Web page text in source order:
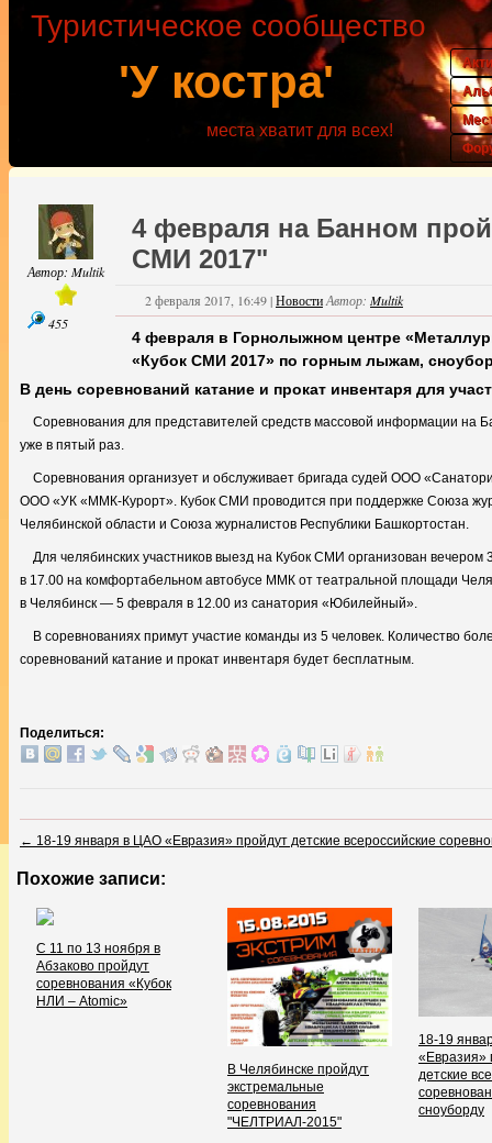
'У костра'
Туристическое сообщество
места хватит для всех!
Автор: Multik
455
4 февраля на Банном
СМИ 2017"
2 февраля 2017, 16:49|НовостиАвтор: Multik
4 февраля в Горнолыжном центре
«Кубок СМИ 2017» по горным лыжам,
В день соревнований катание и прокат инвентаря для
Соревнования для представителей средств массовой информации на
уже в пятый раз.
Соревнования организует и обслуживает бригада судей ООО
ООО «УК «ММК-Курорт». Кубок СМИ проводится при поддержке Союза
Челябинской области и Союза журналистов Республики Башкортостан.
Для челябинских участников выезд на Кубок СМИ организован вечером
в 17.00 на комфортабельном автобусе ММК от театральной площади
в Челябинск — 5 февраля в 12.00 из санатория «Юбилейный».
В соревнованиях примут участие команды из 5 человек. Количество
соревнований катание и прокат инвентаря будет бесплатным.
Поделиться:
← 18-19 января в ЦАО «Евразия» пройдут детские всероссийские
Похожие записи:
С 11 по 13 ноября в
Абзаково пройдут
соревнования «Кубок
НЛИ – Atomiс»
В Челябинске пройдут
экстремальные
соревнования
"ЧЕЛТРИАЛ-2015"
18-19
«Евразия»
детские
сноуборду